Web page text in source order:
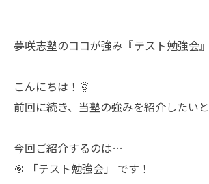
夢咲志塾のココが強み『テスト勉強会』
こんにちは！🌞
前回に続き、当塾の強みを紹介したい
今回ご紹介するのは…
🎯 「テスト勉強会」 です！